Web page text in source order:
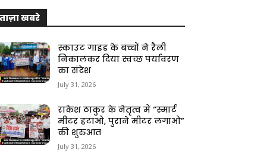
ताज़ा खबरे
स्काउट गाइड के बच्चों ने रैली
निकालकर दिया स्वच्छ पर्यावरण
का संदेश
July 31, 2026
राकेश ठाकुर के नेतृत्व में “स्मार्ट
मीटर हटाओ, पुराने मीटर लगाओ”
की शुरुआत
July 31, 2026